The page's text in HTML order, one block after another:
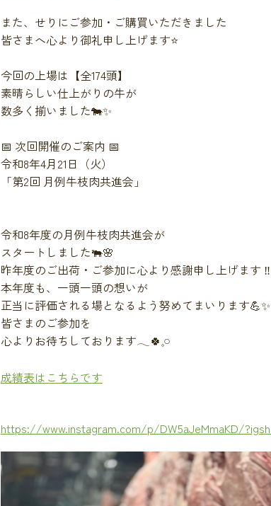
また、せりにご参加・ご購買いただきました
皆さまへ心より御礼申し上げます⭐️
今回の上場は【全174頭】
素晴らしい仕上がりの牛が
数多く揃いました🐄✨
📅 次回開催のご案内 📅
令和8年4月21日（火）
「第2回 月例牛枝肉共進会」
令和8年度の月例牛枝肉共進会が
スタートしました🐃🌸
昨年度のご出荷・ご参加に心より感謝申し上げます ‼️
本年度も、一頭一頭の想いが
正当に評価される場となるよう努めてまいります💪✨
皆さまのご参加を
心よりお待ちしております𓂃🍀𓈒𓏸
成績表はこちらです
https://www.instagram.com/p/DW5aJeMmaKD/